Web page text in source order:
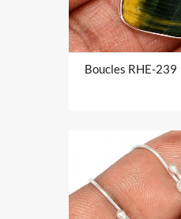
Boucles RHE-239